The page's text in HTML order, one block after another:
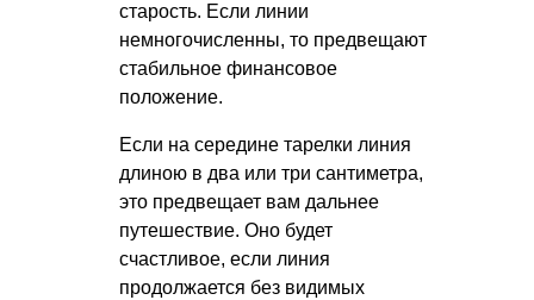
старость. Если линии
немногочисленны, то предвещают
стабильное финансовое
положение.
Если на середине тарелки линия
длиною в два или три сантиметра,
это предвещает вам дальнее
путешествие. Оно будет
счастливое, если линия
продолжается без видимых